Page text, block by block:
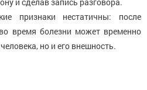
признаки нестатичны: после
время болезни может временно
но и его внешность.